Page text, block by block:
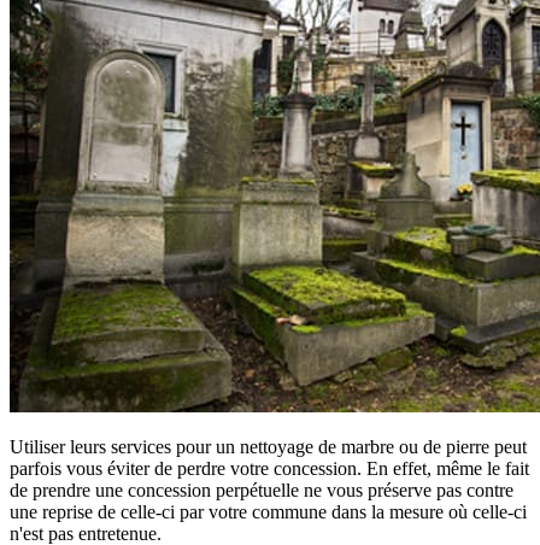
Utiliser leurs services pour un nettoyage de marbre ou de pierre peut
parfois vous éviter de perdre votre concession. En effet, même le fait
de prendre une concession perpétuelle ne vous préserve pas contre
une reprise de celle-ci par votre commune dans la mesure où celle-ci
n'est pas entretenue.